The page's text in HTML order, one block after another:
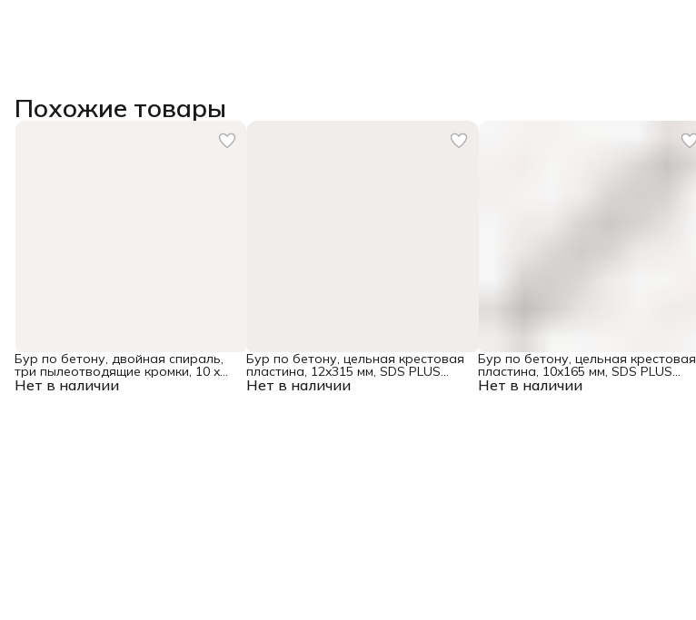
Похожие товары
Нет в наличии
Бур по бетону, двойная спираль,
три пылеотводящие кромки, 10 x
600 мм DENZEL Нет в наличии
Бур по бетону, цельная крестовая
пластина, 12x315 мм, SDS PLUS
Denzel Нет в наличии
Бур по бетону, цельная крестовая
пластина, 10x165 мм, SDS PLUS
Denzel